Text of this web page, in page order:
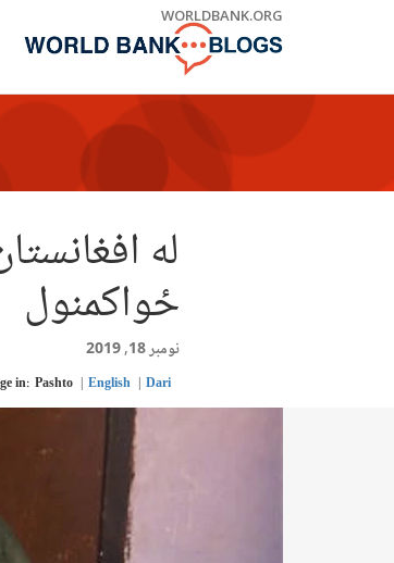
WORLDBANK.ORG
له
ځواکمنول
نومبر 18, 2019
in: Pashto English Dari